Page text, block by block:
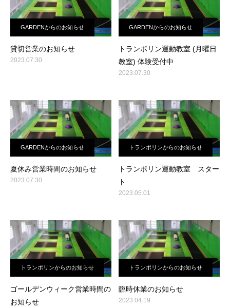
GARDENからのお知らせ
貸切営業のお知らせ
2023.07.30
GARDENからのお知らせ
トランポリン運動教室 (月曜日
教室) 体験受付中
2023.07.30
GARDENからのお知らせ
夏休み営業時間のお知らせ
2023.07.30
トランポリンからのお知らせ
トランポリン運動教室 スター
ト
2023.05.01
トランポリンからのお知らせ
ゴールデンウィーク営業時間の
お知らせ
トランポリンからのお知らせ
臨時休業のお知らせ
2023.04.19